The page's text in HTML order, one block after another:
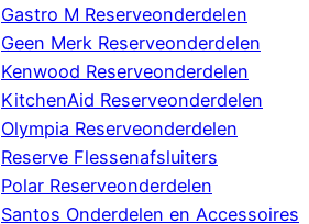
Gastro M Reserveonderdelen
Geen Merk Reserveonderdelen
Kenwood Reserveonderdelen
KitchenAid Reserveonderdelen
Olympia Reserveonderdelen
Reserve Flessenafsluiters
Polar Reserveonderdelen
Santos Onderdelen en Accessoires